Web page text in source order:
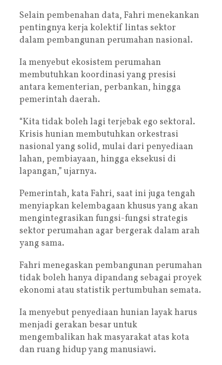
Selain pembenahan data, Fahri menekankan
pentingnya kerja kolektif lintas sektor
dalam pembangunan perumahan nasional.
Ia menyebut ekosistem perumahan
membutuhkan koordinasi yang presisi
antara kementerian, perbankan, hingga
pemerintah daerah.
“Kita tidak boleh lagi terjebak ego sektoral.
Krisis hunian membutuhkan orkestrasi
nasional yang solid, mulai dari penyediaan
lahan, pembiayaan, hingga eksekusi di
lapangan,” ujarnya.
Pemerintah, kata Fahri, saat ini juga tengah
menyiapkan kelembagaan khusus yang akan
mengintegrasikan fungsi-fungsi strategis
sektor perumahan agar bergerak dalam arah
yang sama.
Fahri menegaskan pembangunan perumahan
tidak boleh hanya dipandang sebagai proyek
ekonomi atau statistik pertumbuhan semata.
Ia menyebut penyediaan hunian layak harus
menjadi gerakan besar untuk
mengembalikan hak masyarakat atas kota
dan ruang hidup yang manusiawi.